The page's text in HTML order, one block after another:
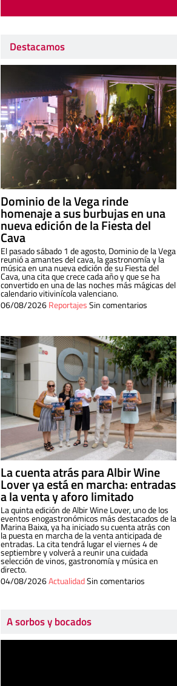
Destacamos
Dominio de la Vega rinde
homenaje a sus burbujas en una
nueva edición de la Fiesta del
Cava
El pasado sábado 1 de agosto, Dominio de la Vega
reunió a amantes del cava, la gastronomía y la
música en una nueva edición de su Fiesta del
Cava, una cita que crece cada año y que se ha
convertido en una de las noches más mágicas del
calendario vitivinícola valenciano.
06/08/2026ReportajesSin comentarios
La cuenta atrás para Albir Wine
Lover ya está en marcha: entradas
a la venta y aforo limitado
La quinta edición de Albir Wine Lover, uno de los
eventos enogastronómicos más destacados de la
Marina Baixa, ya ha iniciado su cuenta atrás con
la puesta en marcha de la venta anticipada de
entradas. La cita tendrá lugar el viernes 4 de
septiembre y volverá a reunir una cuidada
selección de vinos, gastronomía y música en
directo.
04/08/2026ActualidadSin comentarios
A sorbos y bocados